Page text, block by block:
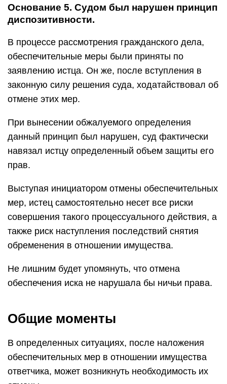
Основание 5. Судом был нарушен принцип
диспозитивности.
В процессе рассмотрения гражданского дела,
обеспечительные меры были приняты по
заявлению истца. Он же, после вступления в
законную силу решения суда, ходатайствовал об
отмене этих мер.
При вынесении обжалуемого определения
данный принцип был нарушен, суд фактически
навязал истцу определенный объем защиты его
прав.
Выступая инициатором отмены обеспечительных
мер, истец самостоятельно несет все риски
совершения такого процессуального действия, а
также риск наступления последствий снятия
обременения в отношении имущества.
Не лишним будет упомянуть, что отмена
обеспечения иска не нарушала бы ничьи права.
Общие моменты
В определенных ситуациях, после наложения
обеспечительных мер в отношении имущества
ответчика, может возникнуть необходимость их